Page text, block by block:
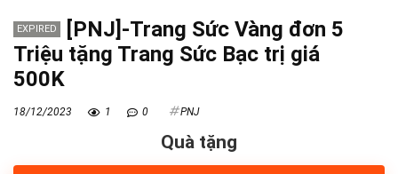
EXPIRED
[PNJ]-Trang Sức Vàng đơn 5
Triệu tặng Trang Sức Bạc trị giá
500K
18/12/2023 1 0 PNJ
Quà tặng